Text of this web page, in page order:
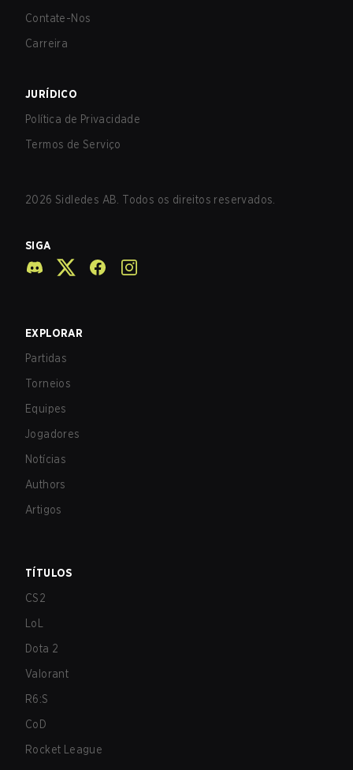
Contate-Nos
Carreira
JURÍDICO
Política de Privacidade
Termos de Serviço
2026 Sidledes AB. Todos os direitos reservados.
SIGA
EXPLORAR
Partidas
Torneios
Equipes
Jogadores
Notícias
Authors
Artigos
TÍTULOS
CS2
LoL
Dota 2
Valorant
R6:S
CoD
Rocket League